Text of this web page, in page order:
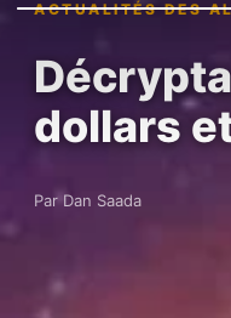
ACTUALITÉS DES
dollars
Par Dan Saada